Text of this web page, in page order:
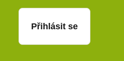
Přihlásit se